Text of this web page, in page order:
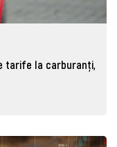
tarife la carburanți,